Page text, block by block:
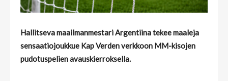
Hallitseva maailmanmestari Argentiina tekee maaleja
sensaatiojoukkue Kap Verden verkkoon MM-kisojen
pudotuspelien avauskierroksella.